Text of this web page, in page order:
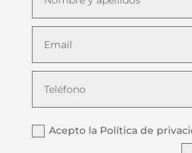
Acepto la Política de